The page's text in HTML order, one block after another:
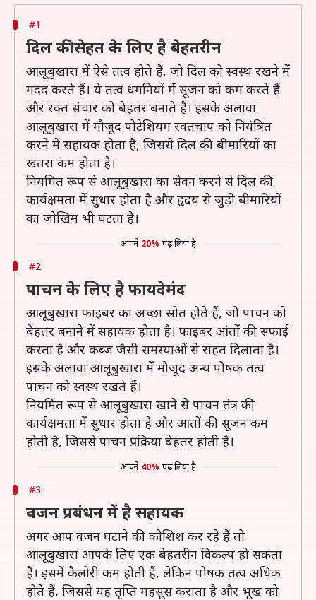
#1
दिल की सेहत के लिए है बेहतरीन
आलूबुखारा में ऐसे तत्व होते हैं, जो दिल को स्वस्थ रखने में
मदद करते हैं। ये तत्व धमनियों में सूजन को कम करते हैं
और रक्त संचार को बेहतर बनाते हैं। इसके अलावा
आलूबुखारा में मौजूद पोटेशियम रक्तचाप को नियंत्रित
करने में सहायक होता है, जिससे दिल की बीमारियों का
खतरा कम होता है।
नियमित रूप से आलूबुखारा का सेवन करने से दिल की
कार्यक्षमता में सुधार होता है और हृदय से जुड़ी बीमारियों
का जोखिम भी घटता है।
आपने 20% पढ़ लिया है
#2
पाचन के लिए है फायदेमंद
आलूबुखारा फाइबर का अच्छा स्रोत होते हैं, जो पाचन को
बेहतर बनाने में सहायक होता है। फाइबर आंतों की सफाई
करता है और कब्ज जैसी समस्याओं से राहत दिलाता है।
इसके अलावा आलूबुखारा में मौजूद अन्य पोषक तत्व
पाचन को स्वस्थ रखते हैं।
नियमित रूप से आलूबुखारा खाने से पाचन तंत्र की
कार्यक्षमता में सुधार होता है और आंतों की सूजन कम
होती है, जिससे पाचन प्रक्रिया बेहतर होती है।
आपने 40% पढ़ लिया है
#3
वजन प्रबंधन में है सहायक
अगर आप वजन घटाने की कोशिश कर रहे हैं तो
आलूबुखारा आपके लिए एक बेहतरीन विकल्प हो सकता
है। इसमें कैलोरी कम होती हैं, लेकिन पोषक तत्व अधिक
होते हैं, जिससे यह तृप्ति महसूस कराता है और भूख को